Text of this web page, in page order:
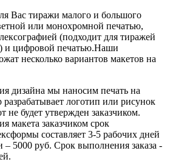
Вас тиражи малого и большого
или монохромной печатью,
(подходит для тиражей
и цифровой печатью.Наши
несколько вариантов макетов на
дизайна мы наносим печать на
логотип или рисунок
не будет утвержден заказчиком.
макета заказчиком срок
составляет 3-5 рабочих дней
– 5000 руб. Срок выполнения заказа -